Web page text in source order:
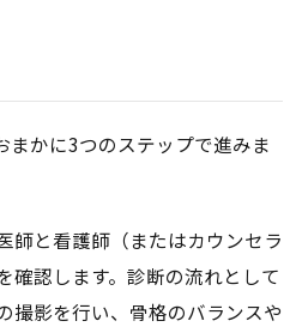
まかに3つのステップで進みま
と看護師（またはカウンセラ
確認します。診断の流れとして
撮影を行い、骨格のバランスや